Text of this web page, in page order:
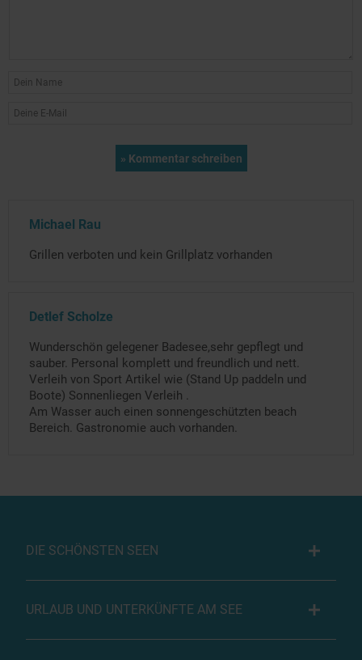
Michael Rau
Grillen verboten und kein Grillplatz vorhanden
Detlef Scholze
Wunderschön gelegener Badesee,sehr gepflegt und
sauber. Personal komplett und freundlich und nett.
Verleih von Sport Artikel wie (Stand Up paddeln und
Boote) Sonnenliegen Verleih .
Am Wasser auch einen sonnengeschützten beach
DIE SCHÖNSTEN SEEN
URLAUB UND UNTERKÜNFTE AM SEE